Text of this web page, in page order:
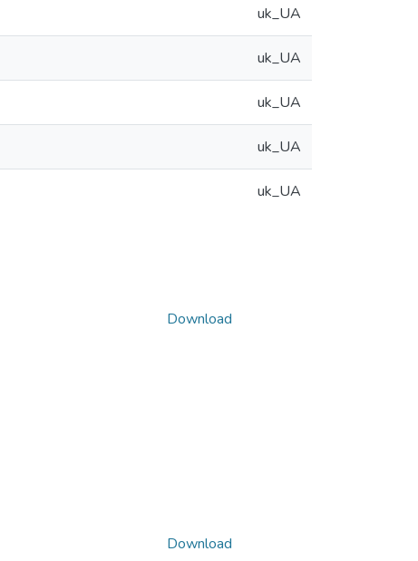
uk_UA
uk_UA
uk_UA
uk_UA
uk_UA
Download
Download